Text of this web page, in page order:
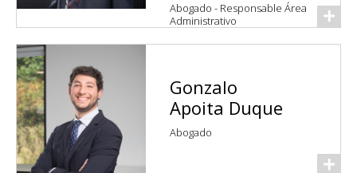
Abogado - Responsable Área
Administrativo
Gonzalo
Apoita Duque
Abogado